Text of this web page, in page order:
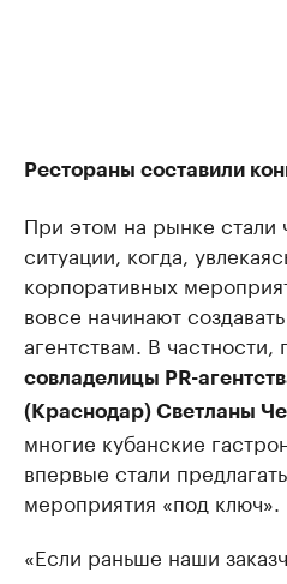
Рестораны составили
При этом на рынке стали
ситуации, когда,
корпоративных
вовсе начинают
агентствам. В частности,
совладелицы PR-
(Краснодар) Светланы
многие кубанские
впервые стали
мероприятия «под ключ».
«Если раньше наши